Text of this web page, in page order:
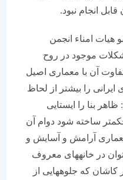
نبود.
انجمن
موجود در روح
با معماری اصیل
را بیشتر از لحاظ
را ایستایی
شود دوام آن
آرامش و آسایش و
خانه‏های معروف
كه جلوه‏هایی از